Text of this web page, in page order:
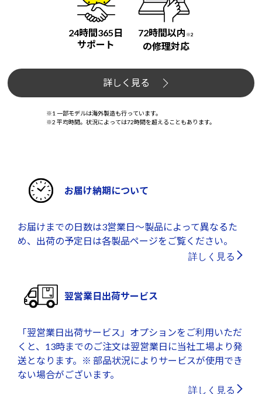
24時間365日
サポート
72時間以内 ※2
の修理対応
詳しく見る
※1 一部モデルは海外製造も行っています。
※2 平均時間。状況によっては72時間を超えることもあります。
お届け納期について
お届けまでの日数は3営業日～製品によって異なるた
め、出荷の予定日は各製品ページをご覧ください。
詳しく見る
翌営業日出荷サービス
「翌営業日出荷サービス」オプションをご利用いただ
くと、13時までのご注文は翌営業日に当社工場より発
送となります。※ 部品状況によりサービスが使用でき
ない場合がございます。
詳しく見る